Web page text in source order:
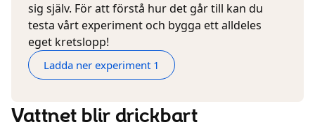
sig själv. För att förstå hur det går till kan du
testa vårt experiment och bygga ett alldeles
eget kretslopp!
Ladda ner experiment 1
Vattnet blir drickbart